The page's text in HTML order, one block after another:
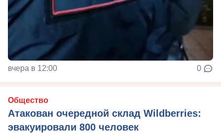
вчера в 12:00 0
Общество
Атакован очередной склад Wildberries:
эвакуировали 800 человек